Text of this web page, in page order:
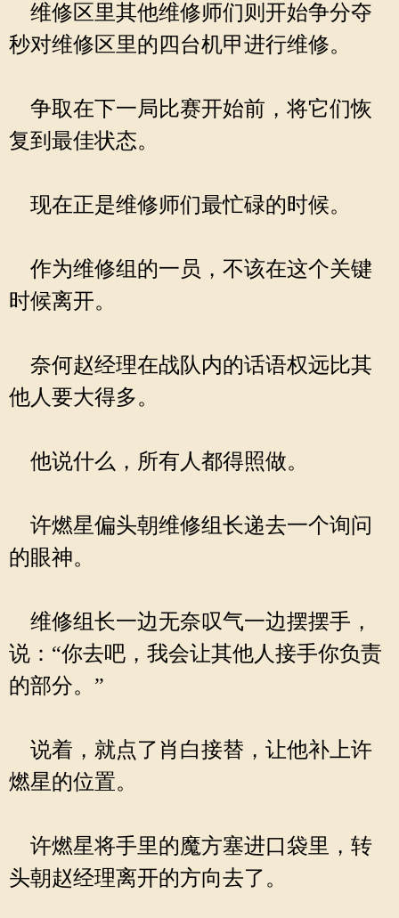
维修区里其他维修师们则开始争分夺
秒对维修区里的四台机甲进行维修。
争取在下一局比赛开始前，将它们恢
复到最佳状态。
现在正是维修师们最忙碌的时候。
作为维修组的一员，不该在这个关键
时候离开。
奈何赵经理在战队内的话语权远比其
他人要大得多。
他说什么，所有人都得照做。
许燃星偏头朝维修组长递去一个询问
的眼神。
维修组长一边无奈叹气一边摆摆手，
说：“你去吧，我会让其他人接手你负责
的部分。”
说着，就点了肖白接替，让他补上许
燃星的位置。
许燃星将手里的魔方塞进口袋里，转
头朝赵经理离开的方向去了。